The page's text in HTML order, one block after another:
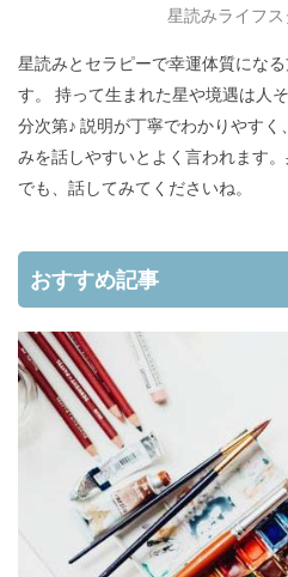
星読みライフス
星読みとセラピーで幸運体質にな
す。 持って生まれた星や境遇は人
分次第♪ 説明が丁寧でわかりやす
みを話しやすいとよく言われます
でも、話してみてくださいね。
おすすめ記事